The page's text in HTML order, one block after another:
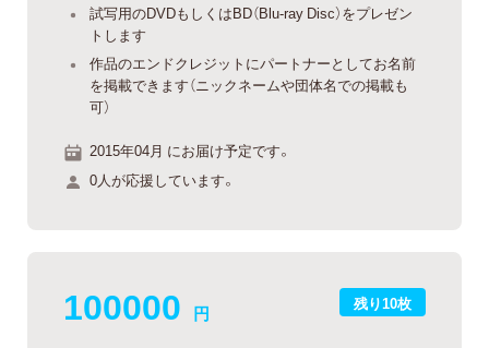
試写用のDVDもしくはBD（Blu-ray Disc）をプレゼン
トします
作品のエンドクレジットにパートナーとしてお名前
を掲載できます（ニックネームや団体名での掲載も
可）
2015年04月 にお届け予定です。
0人が応援しています。
残り10枚
100000 円